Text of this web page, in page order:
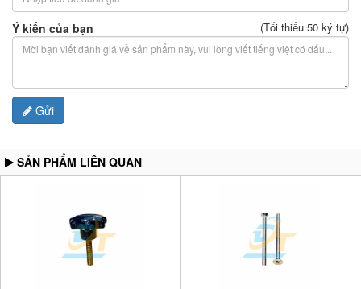
Ý kiến của bạn (Tối thiểu 50 ký tự)
Gửi
SẢN PHẨM LIÊN QUAN